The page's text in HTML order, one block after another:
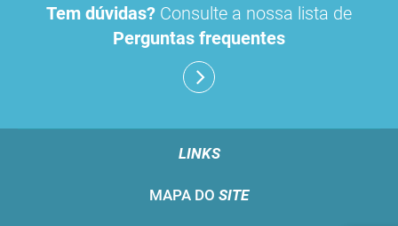
Tem dúvidas? Consulte a nossa lista de
Perguntas frequentes
LINKS
MAPA DO SITE